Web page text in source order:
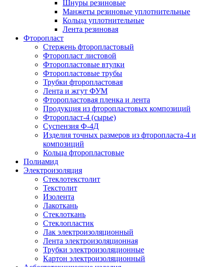
Шнуры резиновые
Манжеты резиновые уплотнительные
Кольца уплотнительные
Лента резиновая
Фторопласт
Стержень фторопластовый
Фторопласт листовой
Фторопластовые втулки
Фторопластовые трубы
Трубки фторопластовая
Лента и жгут ФУМ
Фторопластовая пленка и лента
Продукция из фторопластовых композиций
Фторопласт-4 (сырье)
Суспензия Ф-4Д
Изделия точных размеров из фторопласта-4 и
композиций
Кольца фторопластовые
Полиамид
Электроизоляция
Стеклотекстолит
Текстолит
Изолента
Лакоткань
Стеклоткань
Стеклопластик
Лак электроизоляционный
Лента электроизоляционная
Трубки электроизоляционные
Картон электроизоляционный